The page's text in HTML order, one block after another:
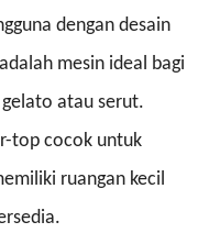
dengan desain
mesin ideal bagi
atau serut.
top cocok untuk
ruangan kecil